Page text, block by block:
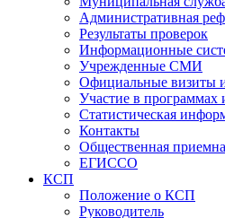
Административная
Результаты проверок
Информационные
Учрежденные СМИ
Официальные визиты
Участие в программах
Статистическая
Контакты
Общественная
ЕГИССО
КСП
Положение о КСП
Руководитель